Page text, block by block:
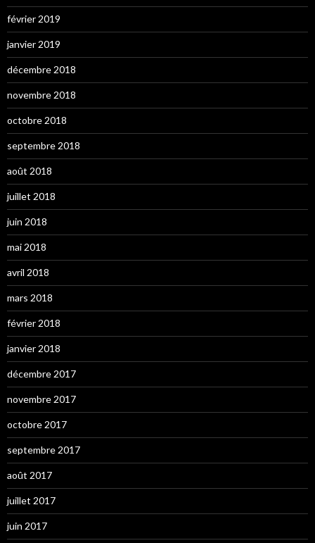
février 2019
janvier 2019
décembre 2018
novembre 2018
octobre 2018
septembre 2018
août 2018
juillet 2018
juin 2018
mai 2018
avril 2018
mars 2018
février 2018
janvier 2018
décembre 2017
novembre 2017
octobre 2017
septembre 2017
août 2017
juillet 2017
juin 2017